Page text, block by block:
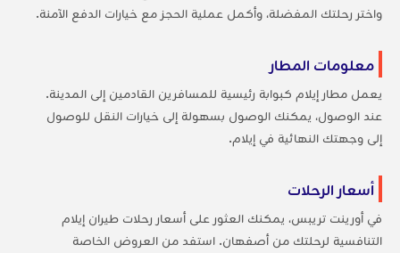
واختر رحلتك المفضلة، وأكمل عملية الحجز مع خيارات الدفع الآمنة.
معلومات المطار
يعمل مطار إيلام كبوابة رئيسية للمسافرين القادمين إلى المدينة.
عند الوصول، يمكنك الوصول بسهولة إلى خيارات النقل للوصول
إلى وجهتك النهائية في إيلام.
أسعار الرحلات
في أورينت تريبس، يمكنك العثور على أسعار رحلات طيران إيلام
التنافسية لرحلتك من أصفهان. استفد من العروض الخاصة